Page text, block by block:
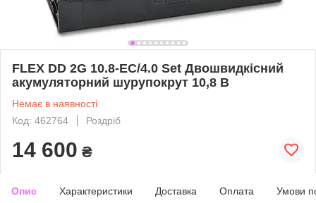
FLEX DD 2G 10.8-EC/4.0 Set Двошвидкісний
акумуляторний шурупокрут 10,8 В
Немає в наявності
Код: 462764
Роздріб
14 600 ₴
Опис Характеристики Доставка Оплата Умови